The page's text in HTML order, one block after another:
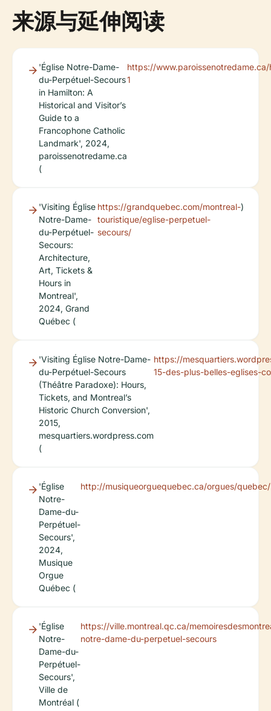
来源与延伸阅读
'Église Notre-Dame-
du-Perpétuel-Secours
in Hamilton: A
Historical and Visitor’s
Guide to a
Francophone Catholic
Landmark', 2024,
paroissenotredame.ca
(
https://
1
'Visiting Église
Notre-Dame-
du-Perpétuel-
Secours:
Architecture,
Art, Tickets &
Hours in
Montreal',
2024, Grand
Québec (
https://grandquebec.com/montreal-
touristique/eglise-perpetuel-
secours/
)
'Visiting Église Notre-Dame-
du-Perpétuel-Secours
(Théâtre Paradoxe): Hours,
Tickets, and Montreal’s
Historic Church Conversion',
2015,
mesquartiers.wordpress.com
(
https://
15-des-plus-belles-eglises-
'Église
Notre-
Dame-du-
Perpétuel-
Secours',
2024,
Musique
Orgue
Québec (
http://musiqueorguequebec.ca/orgues/
'Église
Notre-
Dame-du-
Perpétuel-
Secours',
Ville de
Montréal (
https://ville.montreal.qc.ca/
notre-dame-du-perpetuel-secours